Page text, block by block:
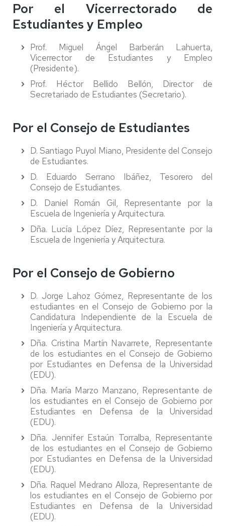
Por el Vicerrectorado de
Estudiantes y Empleo
Prof. Miguel Ángel Barberán Lahuerta,
Vicerrector de Estudiantes y Empleo
(Presidente).
Prof. Héctor Bellido Bellón, Director de
Secretariado de Estudiantes (Secretario).
Por el Consejo de Estudiantes
D. Santiago Puyol Miano, Presidente del Consejo
de Estudiantes.
D. Eduardo Serrano Ibáñez, Tesorero del
Consejo de Estudiantes.
D. Daniel Román Gil, Representante por la
Escuela de Ingeniería y Arquitectura.
Dña. Lucía López Díez, Representante por la
Escuela de Ingeniería y Arquitectura.
Por el Consejo de Gobierno
D. Jorge Lahoz Gómez, Representante de los
estudiantes en el Consejo de Gobierno por la
Candidatura Independiente de la Escuela de
Ingeniería y Arquitectura.
Dña. Cristina Martín Navarrete, Representante
de los estudiantes en el Consejo de Gobierno
por Estudiantes en Defensa de la Universidad
(EDU).
Dña. María Marzo Manzano, Representante de
los estudiantes en el Consejo de Gobierno por
Estudiantes en Defensa de la Universidad
(EDU).
Dña. Jennifer Estaún Torralba, Representante
de los estudiantes en el Consejo de Gobierno
por Estudiantes en Defensa de la Universidad
(EDU).
Dña. Raquel Medrano Alloza, Representante de
los estudiantes en el Consejo de Gobierno por
Estudiantes en Defensa de la Universidad
(EDU).